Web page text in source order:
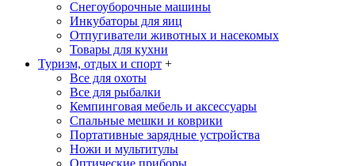
Снегоуборочные машины
Инкубаторы для яиц
Отпугиватели животных и насекомых
Товары для кухни
Туризм, отдых и спорт +
Все для охоты
Все для рыбалки
Кемпинговая мебель и аксессуары
Спальные мешки и коврики
Портативные зарядные устройства
Ножи и мультитулы
Оптические приборы